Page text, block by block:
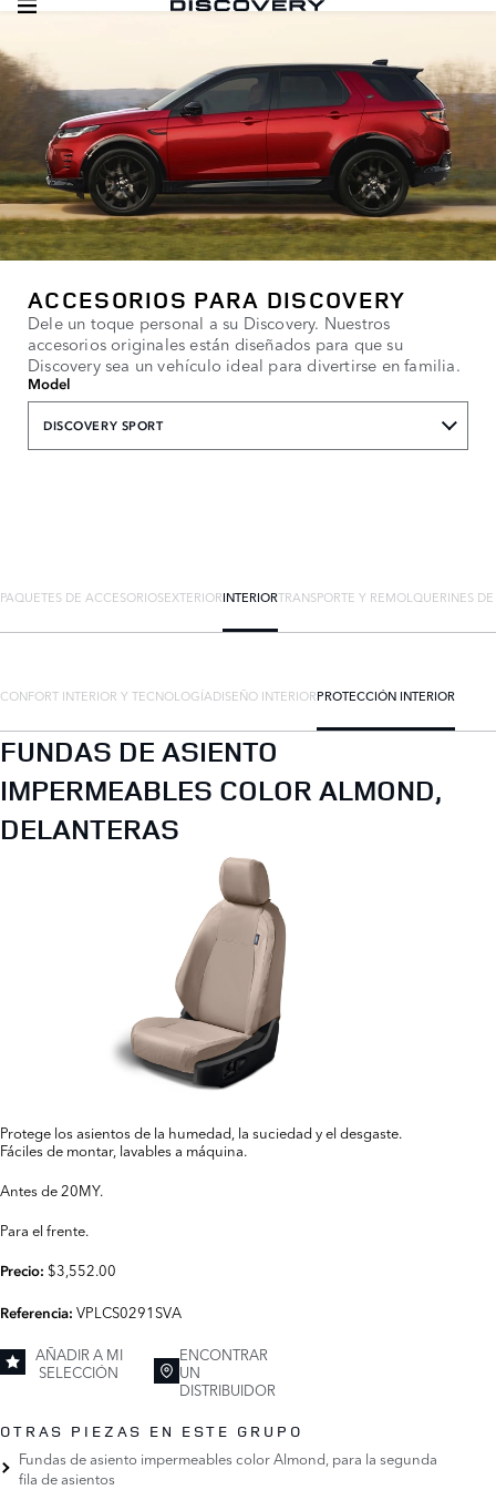
ACCESORIOS PARA DISCOVERY
Dele un toque personal a su Discovery. Nuestros
accesorios originales están diseñados para que su
Discovery sea un vehículo ideal para divertirse en familia.
Model
DISCOVERY SPORT
PAQUETES DE ACCESORIOSEXTERIORINTERIORTRANSPORTE Y REMOLQUERINES
CONFORT INTERIOR Y TECNOLOGÍADISEÑO INTERIORPROTECCIÓN INTERIOR
FUNDAS DE ASIENTO
IMPERMEABLES COLOR ALMOND,
DELANTERAS
Protege los asientos de la humedad, la suciedad y el desgaste.
Fáciles de montar, lavables a máquina.
Antes de 20MY.
Para el frente.
Precio: $3,552.00
Referencia: VPLCS0291SVA
AÑADIR A MI
SELECCIÓN
ENCONTRAR
UN
DISTRIBUIDOR
OTRAS PIEZAS EN ESTE GRUPO
Fundas de asiento impermeables color Almond, para la segunda
fila de asientos